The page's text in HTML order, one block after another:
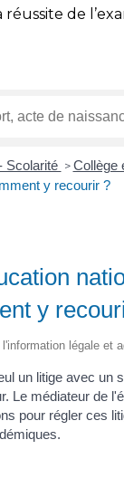
de
Scolarité > Collège
y recourir ?
y
légale et
un litige avec un
Le médiateur de
pour régler ces